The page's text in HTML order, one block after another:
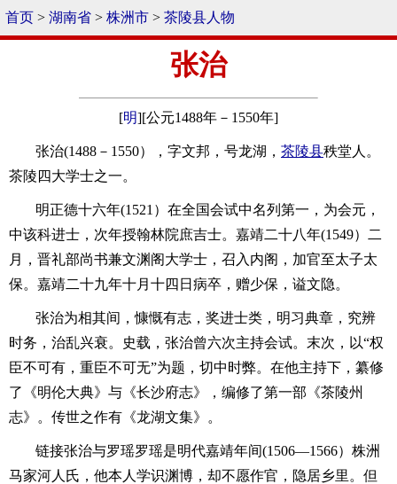
首页 > 湖南省 > 株洲市 > 茶陵县人物
张治
[明][公元1488年－1550年]
张治(1488－1550），字文邦，号龙湖， 茶陵县秩堂人。
茶陵四大学士之一。
明正德十六年(1521）在全国会试中名列第一，为会元，
中该科进士，次年授翰林院庶吉士。嘉靖二十八年(1549）二
月，晋礼部尚书兼文渊阁大学士，召入内阁，加官至太子太
保。嘉靖二十九年十月十四日病卒，赠少保，谥文隐。
张治为相其间，慷慨有志，奖进士类，明习典章，究辨
时务，治乱兴衰。史载，张治曾六次主持会试。末次，以“权
臣不可有，重臣不可无”为题，切中时弊。在他主持下，纂修
了《明伦大典》与《长沙府志》，编修了第一部《茶陵州
志》。传世之作有《龙湖文集》。
链接张治与罗瑶罗瑶是明代嘉靖年间(1506—1566）株洲
马家河人氏，他本人学识渊博，却不愿作官，隐居乡里。但